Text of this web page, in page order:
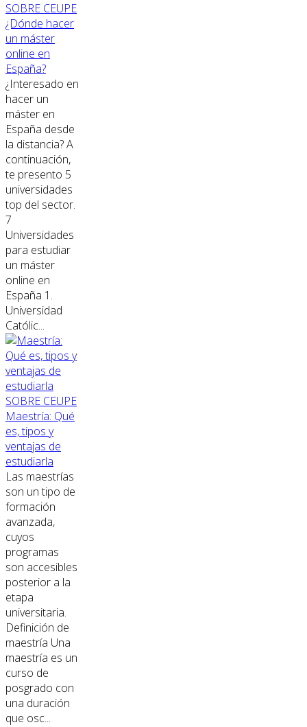
SOBRE CEUPE
¿Dónde hacer
un máster
online en
España?
¿Interesado en
hacer un
máster en
España desde
la distancia? A
continuación,
te presento 5
universidades
top del sector.
7
Universidades
para estudiar
un máster
online en
España 1.
Universidad
Católic...
SOBRE CEUPE
Maestría: Qué
es, tipos y
ventajas de
estudiarla
Las maestrías
son un tipo de
formación
avanzada,
cuyos
programas
son accesibles
posterior a la
etapa
universitaria.
Definición de
maestría Una
maestría es un
curso de
posgrado con
una duración
que osc...